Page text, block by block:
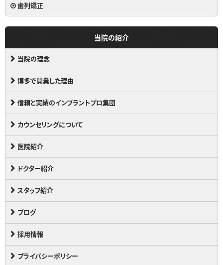
歯列矯正
当院の紹介
当院の理念
博多で開業した理由
信頼と実績のインプラントプロ集団
カウンセリングについて
医院紹介
ドクター紹介
スタッフ紹介
ブログ
採用情報
プライバシーポリシー